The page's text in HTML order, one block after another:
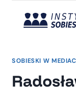
SOBIESKI W